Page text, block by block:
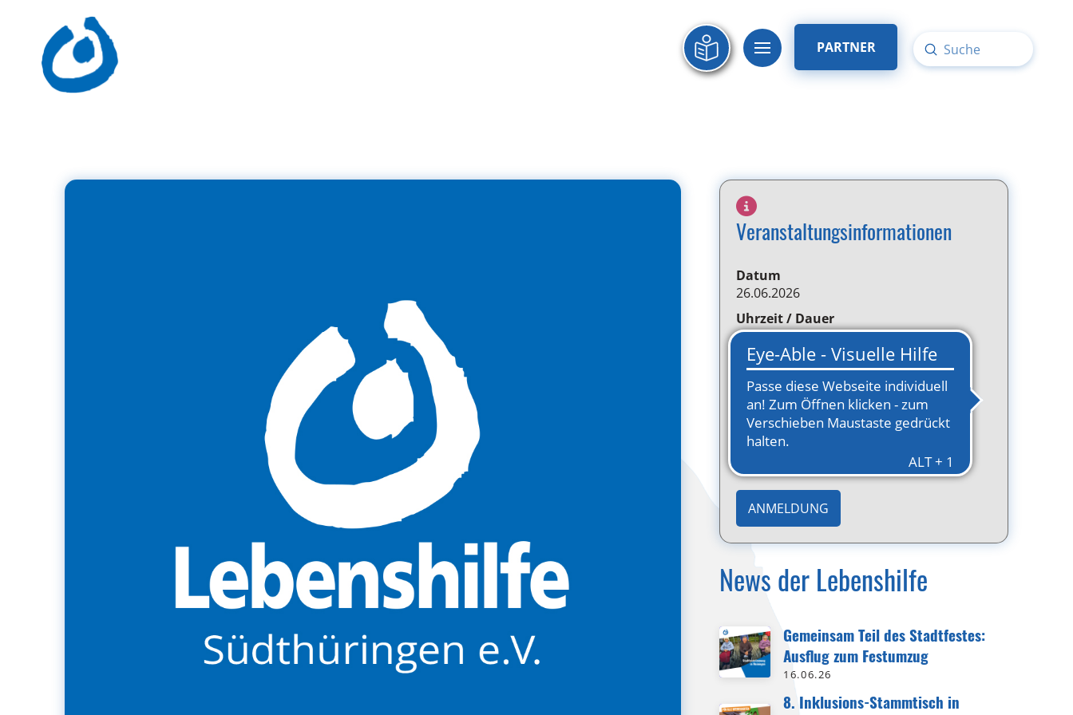
PARTNER
Search
Submit
Veranstaltungsinformationen
Datum
26.06.2026
Uhrzeit / Dauer
ab 14:00 Uhr
Ort
Rohr
Offene Plätze
unbegrenzt
Veranstalter / Kooperationspartner
ANMELDUNG
News der Lebenshilfe
Gemeinsam Teil des Stadtfestes:
Ausflug zum Festumzug
16.06.26
8. Inklusions-Stammtisch in